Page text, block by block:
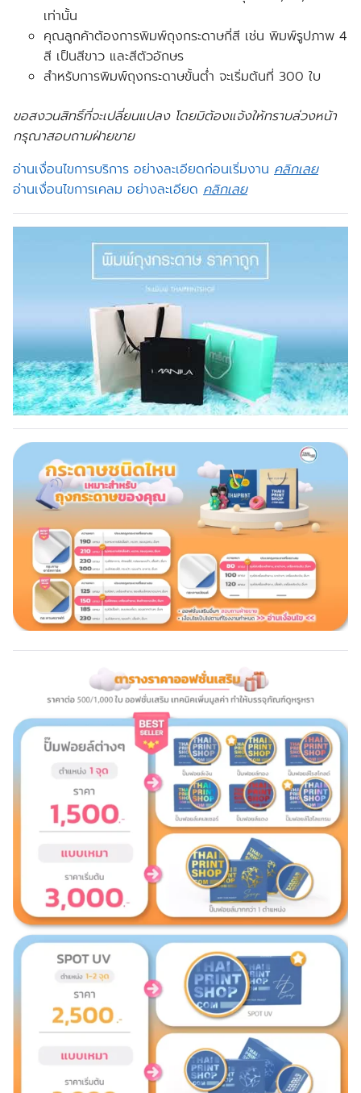
เท่านั้น
คุณลูกค้าต้องการพิมพ์ถุงกระดาษกี่สี เช่น พิมพ์รูปภาพ 4
สี เป็นสีขาว และสีตัวอักษร
สำหรับการพิมพ์ถุงกระดาษขั้นต่ำ จะเริ่มต้นที่ 300 ใบ
ขอสงวนสิทธิ์ที่จะเปลี่ยนแปลง โดยมิต้องแจ้งให้ทราบล่วงหน้า
กรุณาสอบถามฝ่ายขาย
อ่านเงื่อนไขการบริการ อย่างละเอียดก่อนเริ่มงาน คลิกเลย
อ่านเงื่อนไขการเคลม อย่างละเอียด คลิกเลย